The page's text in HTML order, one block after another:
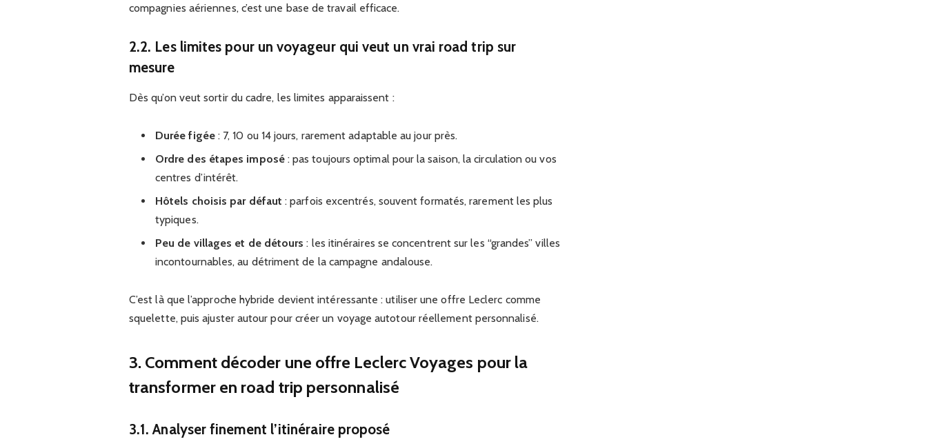
compagnies aériennes, c’est une base de travail efficace.
2.2. Les limites pour un voyageur qui veut un vrai road trip sur
mesure
Dès qu’on veut sortir du cadre, les limites apparaissent :
Durée figée: 7, 10 ou 14 jours, rarement adaptable au jour près.
Ordre des étapes imposé: pas toujours optimal pour la saison, la circulation ou vos
centres d’intérêt.
Hôtels choisis par défaut : parfois excentrés, souvent formatés, rarement les plus
typiques.
Peu de villages et de détours : les itinéraires se concentrent sur les “grandes” villes
incontournables, au détriment de la campagne andalouse.
C’est là que l’approche hybride devient intéressante : utiliser une offre Leclerc comme
squelette, puis ajuster autour pour créer un voyage autotour réellement personnalisé.
3. Comment décoder une offre Leclerc Voyages pour la
transformer en road trip personnalisé
3.1. Analyser finement l’itinéraire proposé